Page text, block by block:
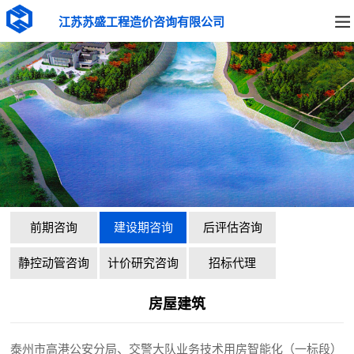
江苏苏盛工程造价咨询有限公司
前期咨询 建设期咨询 后评估咨询
静控动管咨询 计价研究咨询 招标代理
房屋建筑
泰州市高港公安分局、交警大队业务技术用房智能化（一标段）